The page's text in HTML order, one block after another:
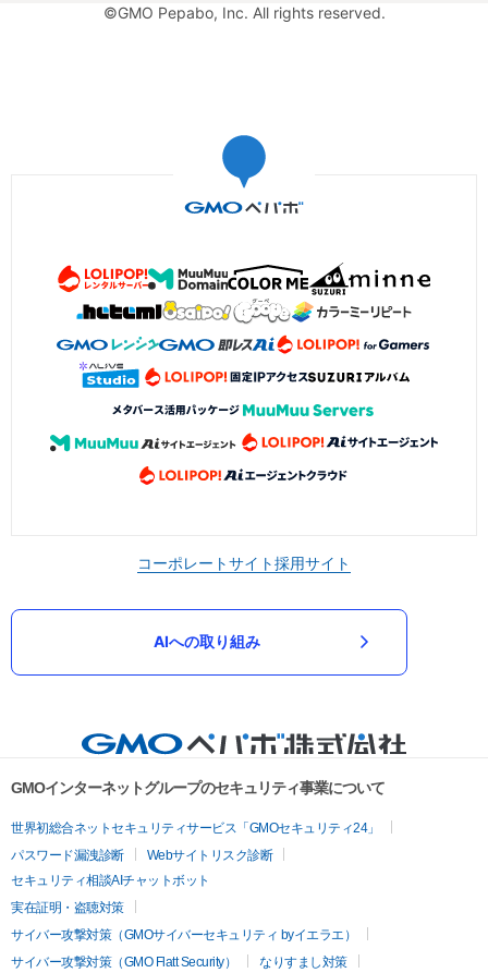
©GMO Pepabo, Inc. All rights reserved.
コーポレートサイト採用サイト
AIへの取り組み
GMOインターネットグループのセキュリティ事業について
世界初総合ネットセキュリティサービス「GMOセキュリティ24」
パスワード漏洩診断
Webサイトリスク診断
セキュリティ相談AIチャットボット
実在証明・盗聴対策
サイバー攻撃対策（GMOサイバーセキュリティ byイエラエ）
サイバー攻撃対策（GMO Flatt Security）
なりすまし対策